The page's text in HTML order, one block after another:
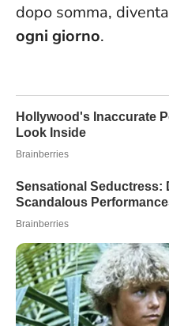
dopo somma, diventa
ogni giorno.